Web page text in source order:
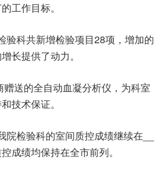
工作目标。
验科共新增检验项目28项，增加的
长提供了动力。
送的全自动血凝分析仪，为科室
技术保证。
检验科的室间质控成绩继续在__
成绩均保持在全市前列。